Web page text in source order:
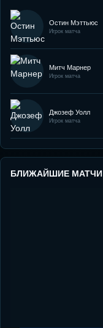
Остин Мэттьюс
Игрок матча
Митч Марнер
Игрок матча
Джозеф Уолл
Игрок матча
БЛИЖАЙШИЕ МАТЧИ